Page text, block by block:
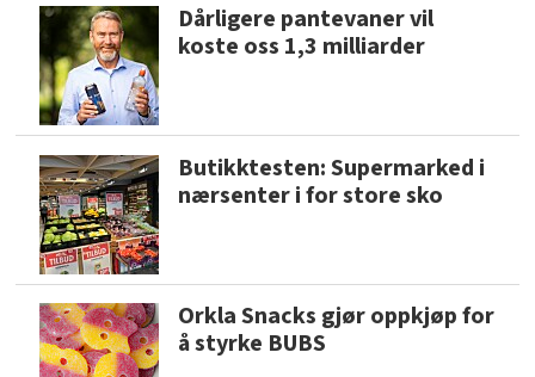
Dårligere pantevaner vil
koste oss 1,3 milliarder
Butikktesten: Supermarked i
nærsenter i for store sko
Orkla Snacks gjør oppkjøp for
å styrke BUBS